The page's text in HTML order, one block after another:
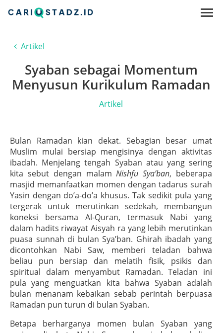
Artikel
Syaban sebagai Momentum
Menyusun Kurikulum Ramadan
Artikel
Bulan Ramadan kian dekat. Sebagian besar umat
Muslim mulai bersiap mengisinya dengan aktivitas
ibadah. Menjelang tengah Syaban atau yang sering
kita sebut dengan malamNishfu Sya’ban, beberapa
masjid memanfaatkan momen dengan tadarus surah
Yasin dengan do’a-do’a khusus. Tak sedikit pula yang
tergerak untuk merutinkan sedekah, membangun
koneksi bersama Al-Quran, termasuk Nabi yang
dalam hadits riwayat Aisyah ra yang lebih merutinkan
puasa sunnah di bulan Sya’ban. Ghirah ibadah yang
dicontohkan Nabi Saw, memberi teladan bahwa
beliau pun bersiap dan melatih fisik, psikis dan
spiritual dalam menyambut Ramadan. Teladan ini
pula yang menguatkan kita bahwa Syaban adalah
bulan menanam kebaikan sebab perintah berpuasa
Ramadan pun turun di bulan Syaban.
Betapa berharganya momen bulan Syaban yang